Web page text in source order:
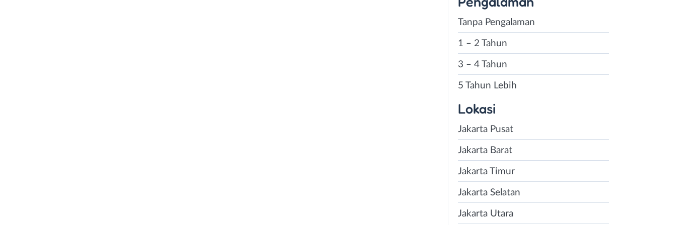
Tanpa Pengalaman
1 – 2 Tahun
3 – 4 Tahun
5 Tahun Lebih
Lokasi
Jakarta Pusat
Jakarta Barat
Jakarta Timur
Jakarta Selatan
Jakarta Utara